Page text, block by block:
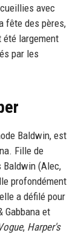
avec
fête des pères,
été largement
par les
Baldwin, est
Fille de
Baldwin (Alec,
profondément
a défilé pour
Gabbana et
, Harper's